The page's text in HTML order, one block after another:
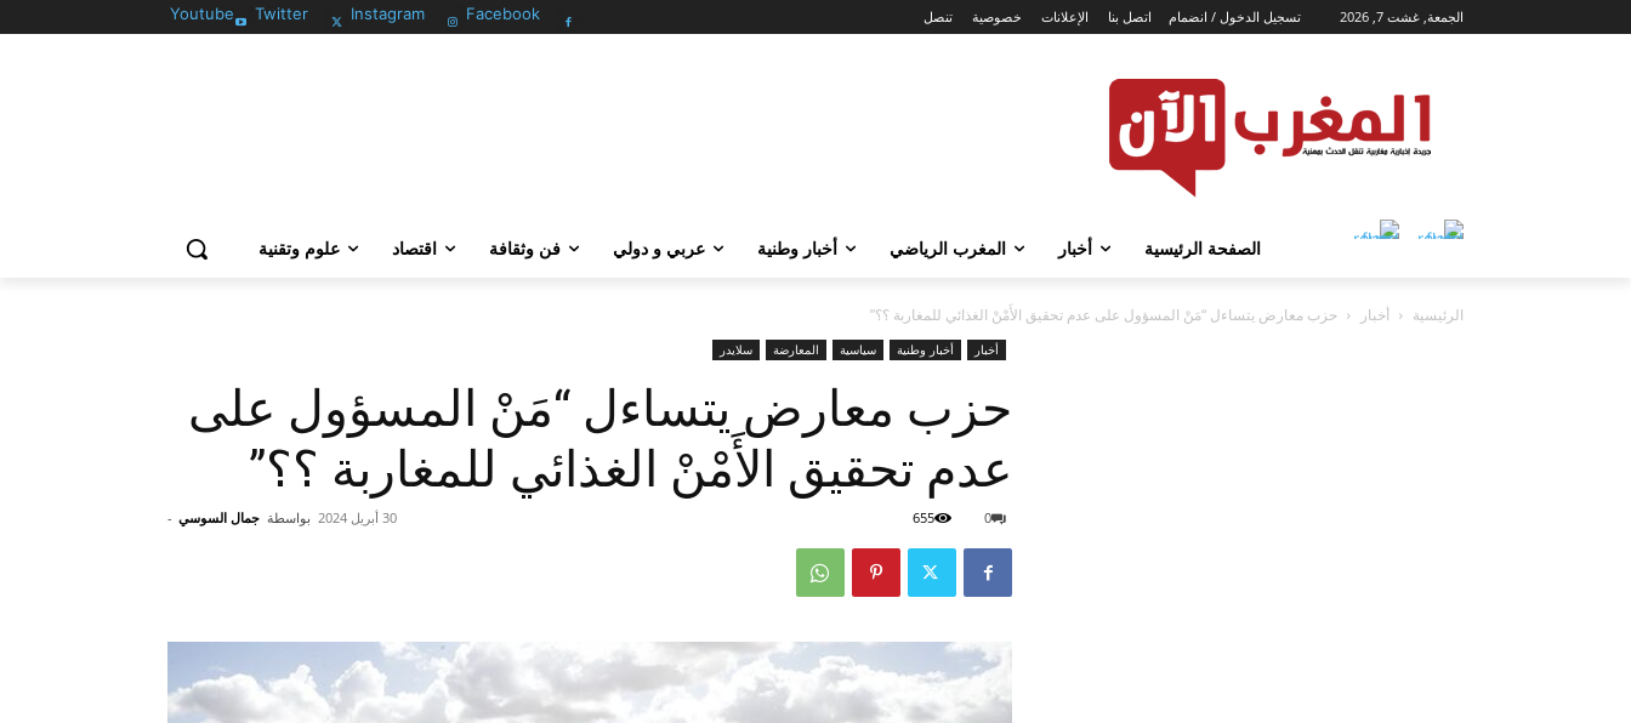
Facebook
Instagram
Twitter
Youtube الجمعة, غشت 7, 2026 تسجيل الدخول / انضمام تنصل خصوصية الإعلانات اتصل بنا
الصفحة الرئيسية أخبار المغرب الرياضي أخبار وطنية عربي و دولي فن وثقافة اقتصاد علوم وتقنية
الرئيسية أخبار حزب معارض يتساءل “مَنْ المسؤول على عدم تحقيق الأَمْنْ الغذائي للمغاربة ؟؟”
أخبار أخبار وطنية سياسية المعارضة سلايدر
حزب معارض يتساءل “مَنْ المسؤول على
عدم تحقيق الأَمْنْ الغذائي للمغاربة ؟؟”
بواسطة جمال السوسي - 30 أبريل 2024 0
655